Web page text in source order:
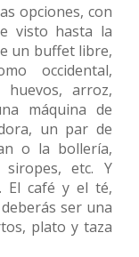
opciones, con
visto hasta la
un buffet libre,
occidental,
arroz,
máquina de
un par de
o la bollería,
siropes, etc. Y
El café y el té,
ser una
plato y taza